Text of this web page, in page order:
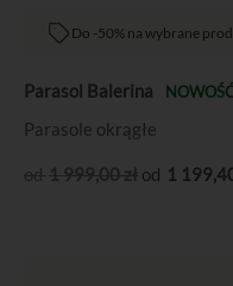
Do -50% na wybrane
Parasol Balerina
Parasole okrągłe
1 999,00zł 1 199